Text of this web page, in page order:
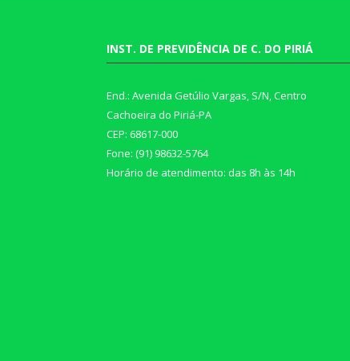
INST. DE PREVIDÊNCIA DE C. DO PIRIÁ
End.: Avenida Getúlio Vargas, S/N, Centro
Cachoeira do Piriá-PA
CEP: 68617-000
Fone: (91) 98632-5764
Horário de atendimento: das 8h às 14h